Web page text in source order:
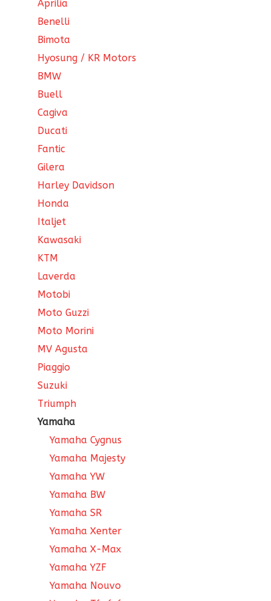
Aprilia
Benelli
Bimota
Hyosung / KR Motors
BMW
Buell
Cagiva
Ducati
Fantic
Gilera
Harley Davidson
Honda
Italjet
Kawasaki
KTM
Laverda
Motobi
Moto Guzzi
Moto Morini
MV Agusta
Piaggio
Suzuki
Triumph
Yamaha
Yamaha Cygnus
Yamaha Majesty
Yamaha YW
Yamaha BW
Yamaha SR
Yamaha Xenter
Yamaha X-Max
Yamaha YZF
Yamaha Nouvo